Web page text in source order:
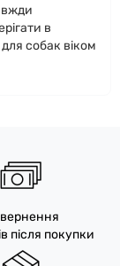
в
собак віком
після покупки